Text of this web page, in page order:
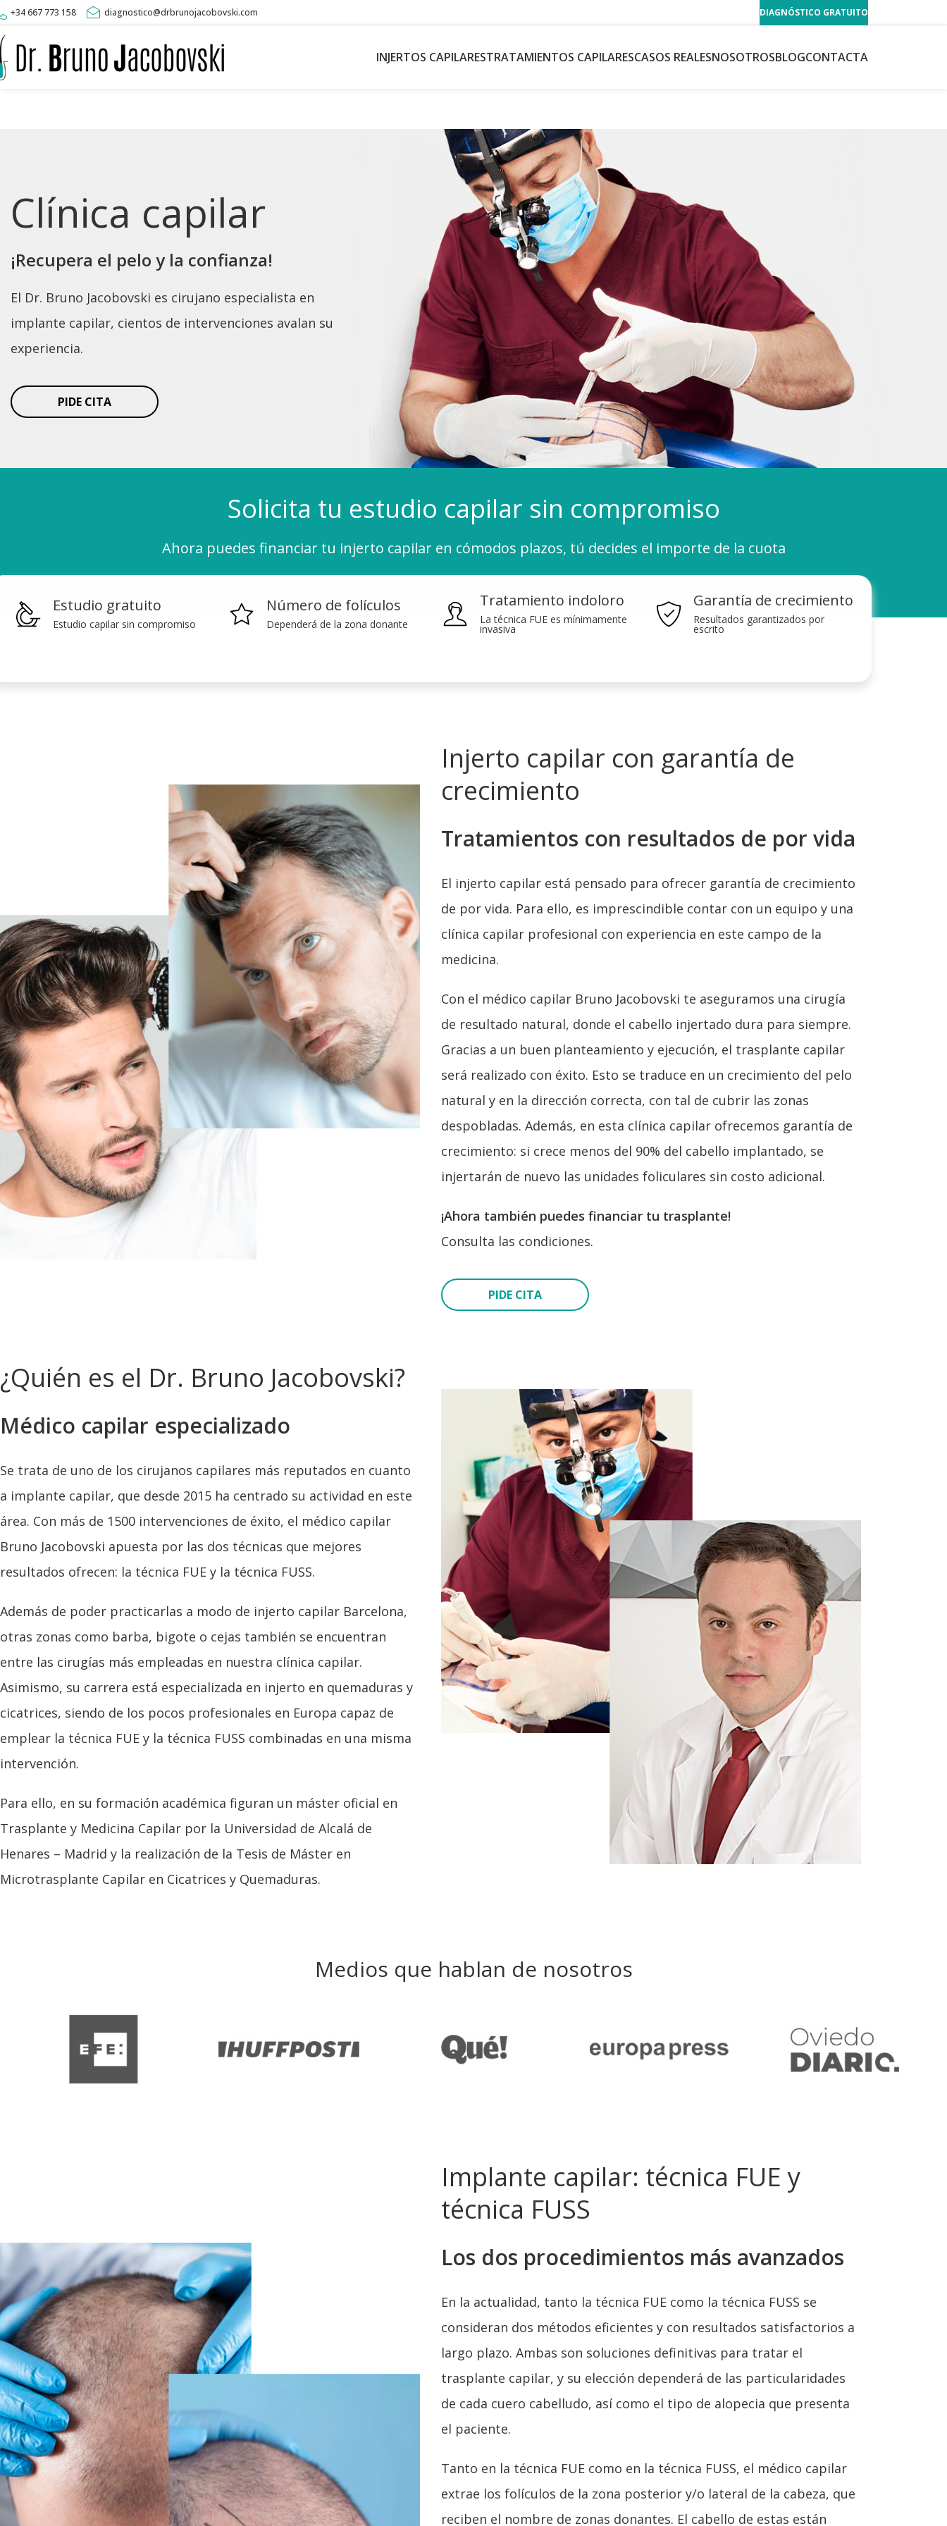
+34 667 773 158 diagnostico@drbrunojacobovski.com DIAGNÓSTICO GRATUITO
INJERTOS CAPILARESTRATAMIENTOS CAPILARESCASOS REALESNOSOTROSBLOGCONTACTA
Clínica capilar
¡Recupera el pelo y la confianza!
El Dr. Bruno Jacobovski es cirujano especialista en
implante capilar, cientos de intervenciones avalan su
experiencia.
PIDE CITA
Solicita tu estudio capilar sin compromiso
Ahora puedes financiar tu injerto capilar en cómodos plazos, tú decides el importe de la cuota
Estudio gratuito
Estudio capilar sin compromiso
Número de folículos
Dependerá de la zona donante
Tratamiento indoloro
La técnica FUE es mínimamente
invasiva
Garantía de crecimiento
Resultados garantizados por
escrito
Injerto capilar con garantía de
crecimiento
Tratamientos con resultados de por vida
El injerto capilar está pensado para ofrecer garantía de crecimiento
de por vida. Para ello, es imprescindible contar con un equipo y una
clínica capilar profesional con experiencia en este campo de la
medicina.
Con el médico capilar Bruno Jacobovski te aseguramos una cirugía
de resultado natural, donde el cabello injertado dura para siempre.
Gracias a un buen planteamiento y ejecución, el trasplante capilar
será realizado con éxito. Esto se traduce en un crecimiento del pelo
natural y en la dirección correcta, con tal de cubrir las zonas
despobladas. Además, en esta clínica capilar ofrecemos garantía de
crecimiento: si crece menos del 90% del cabello implantado, se
injertarán de nuevo las unidades foliculares sin costo adicional.
¡Ahora también puedes financiar tu trasplante!
Consulta las condiciones.
PIDE CITA
¿Quién es el Dr. Bruno Jacobovski?
Médico capilar especializado
Se trata de uno de los cirujanos capilares más reputados en cuanto
a implante capilar, que desde 2015 ha centrado su actividad en este
área. Con más de 1500 intervenciones de éxito, el médico capilar
Bruno Jacobovski apuesta por las dos técnicas que mejores
resultados ofrecen: la técnica FUE y la técnica FUSS.
Además de poder practicarlas a modo de injerto capilar Barcelona,
otras zonas como barba, bigote o cejas también se encuentran
entre las cirugías más empleadas en nuestra clínica capilar.
Asimismo, su carrera está especializada en injerto en quemaduras y
cicatrices, siendo de los pocos profesionales en Europa capaz de
emplear la técnica FUE y la técnica FUSS combinadas en una misma
intervención.
Para ello, en su formación académica figuran un máster oficial en
Trasplante y Medicina Capilar por la Universidad de Alcalá de
Henares – Madrid y la realización de la Tesis de Máster en
Microtrasplante Capilar en Cicatrices y Quemaduras.
Medios que hablan de nosotros
Implante capilar: técnica FUE y
técnica FUSS
Los dos procedimientos más avanzados
En la actualidad, tanto la técnica FUE como la técnica FUSS se
consideran dos métodos eficientes y con resultados satisfactorios a
largo plazo. Ambas son soluciones definitivas para tratar el
trasplante capilar, y su elección dependerá de las particularidades
de cada cuero cabelludo, así como el tipo de alopecia que presenta
el paciente.
Tanto en la técnica FUE como en la técnica FUSS, el médico capilar
extrae los folículos de la zona posterior y/o lateral de la cabeza, que
reciben el nombre de zonas donantes. El cabello de estas están